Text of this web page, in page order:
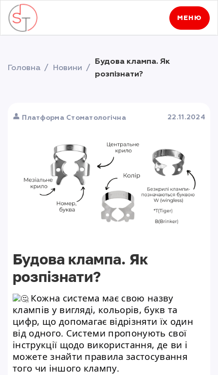
МЕНЮ
Головна Новини
Будова клампа. Як
розпізнати?
Платформа Стоматологічна 22.11.2024
Будова клампа. Як
розпізнати?
Кожна система має свою назву
клампів у вигляді, кольорів, букв та
цифр, що допомагає відрізняти їх один
від одного. Системи пропонують свої
інструкції щодо використання, де ви і
можете знайти правила застосування
того чи іншого клампу.